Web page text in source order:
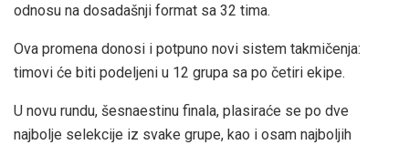
odnosu na dosadašnji format sa 32 tima.
Ova promena donosi i potpuno novi sistem takmičenja:
timovi će biti podeljeni u 12 grupa sa po četiri ekipe.
U novu rundu, šesnaestinu finala, plasiraće se po dve
najbolje selekcije iz svake grupe, kao i osam najboljih